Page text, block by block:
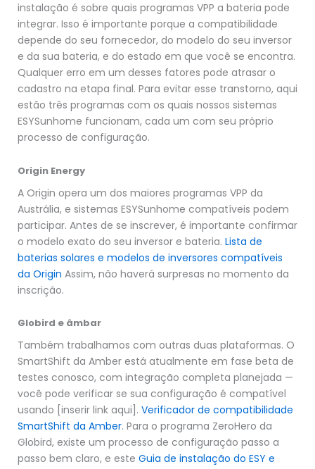
instalação é sobre quais programas VPP a bateria pode
integrar. Isso é importante porque a compatibilidade
depende do seu fornecedor, do modelo do seu inversor
e da sua bateria, e do estado em que você se encontra.
Qualquer erro em um desses fatores pode atrasar o
cadastro na etapa final. Para evitar esse transtorno, aqui
estão três programas com os quais nossos sistemas
ESYSunhome funcionam, cada um com seu próprio
processo de configuração.
Origin Energy
A Origin opera um dos maiores programas VPP da
Austrália, e sistemas ESYSunhome compatíveis podem
participar. Antes de se inscrever, é importante confirmar
o modelo exato do seu inversor e bateria. Lista de
baterias solares e modelos de inversores compatíveis
da Origin Assim, não haverá surpresas no momento da
inscrição.
Globird e âmbar
Também trabalhamos com outras duas plataformas. O
SmartShift da Amber está atualmente em fase beta de
testes conosco, com integração completa planejada —
você pode verificar se sua configuração é compatível
usando [inserir link aqui]. Verificador de compatibilidade
SmartShift da Amber. Para o programa ZeroHero da
Globird, existe um processo de configuração passo a
passo bem claro, e este Guia de instalação do ESY e